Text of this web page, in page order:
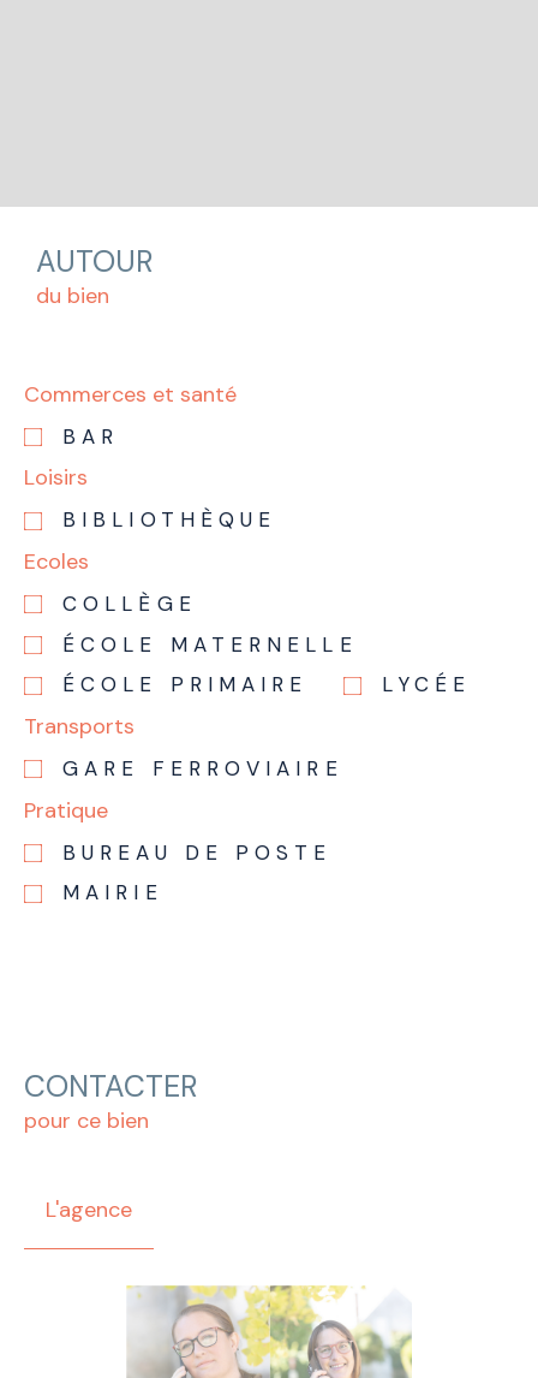
AUTOUR
du bien
Commerces et santé
BAR
Loisirs
BIBLIOTHÈQUE
Ecoles
COLLÈGE
ÉCOLE MATERNELLE
ÉCOLE PRIMAIRE
LYCÉE
Transports
GARE FERROVIAIRE
Pratique
BUREAU DE POSTE
MAIRIE
CONTACTER
pour ce bien
L'agence